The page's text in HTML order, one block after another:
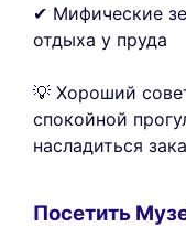
✔ Мифические
отдыха у пруда
💡 Хороший
спокойной
насладиться
Посетить